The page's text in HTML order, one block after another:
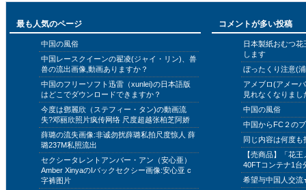
最も人気のページ
中国の風俗
中国レースクイーンの翟凌(ジャイ・リン)、兽
兽の流出画像,動画ありますか？
中国のフリーソフト迅雷（xunlei)の日本語版
はどこでダウンロードできますか？
今度は鄧麗欣（ステフィー・タン)の動画流
失?邓丽欣照片疯传网络 尺度超越张柏芝阿娇
薛璐の流失画像:非诚勿扰薛璐私拍尺度惊人 薛
璐237M私照流出
セクシータレントアンバー・アン（安心亜）
Amber XinyaのIバックセクシー画像:安心亚 c
字裤图片
コメントが多い投稿
日本製紙おむつ
します
ぼったくり注意(
アメブロ(アメー
見れなくなりまし
中国の風俗
中国からFC２の
同じ内容は何度
【売商品】「花
40FTコンテナ1台
希望与中国人交